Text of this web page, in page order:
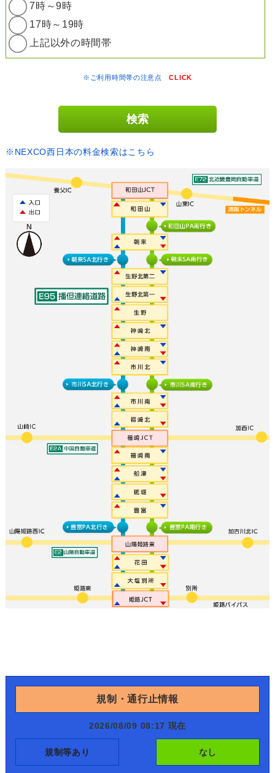
7時～9時
17時～19時
上記以外の時間帯
※ご利用時間帯の注意点CLICK
※NEXCO西日本の料金検索はこちら
規制・通行止情報
2026/08/09 08:17 現在
規制等あり なし